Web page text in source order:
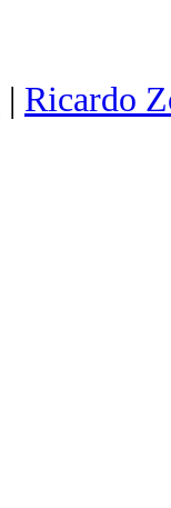
| Ricardo